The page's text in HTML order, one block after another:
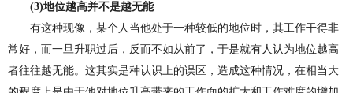
(3)地位越高并不是越无能
有这种现像，某个人当他处于一种较低的地位时，其工作干得非
常好，而一旦升职过后，反而不如从前了，于是就有人认为地位越高
者往往越无能。这其实是种认识上的误区，造成这种情况，在相当大